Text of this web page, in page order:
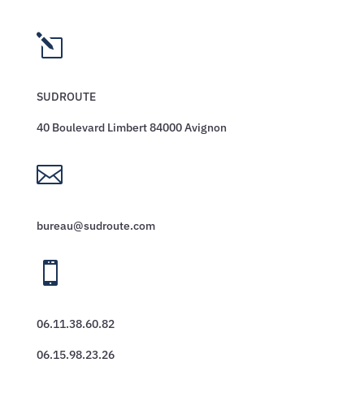
l
SUDROUTE
40 Boulevard Limbert 84000 Avignon

bureau@sudroute.com

06.11.38.60.82
06.15.98.23.26